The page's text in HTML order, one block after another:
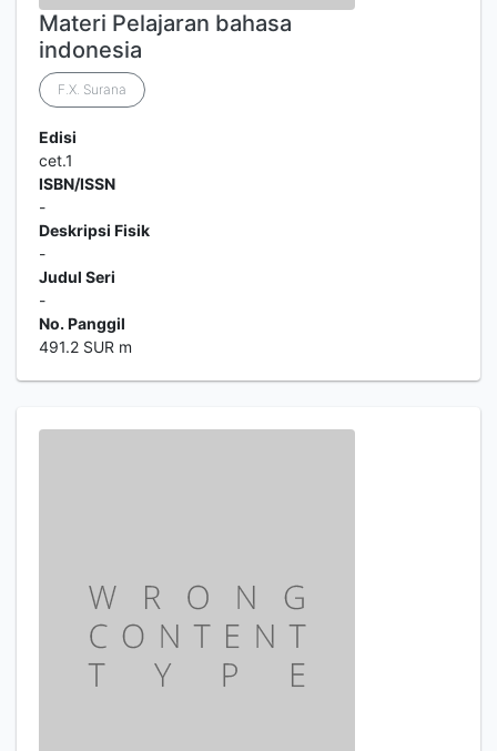
Materi Pelajaran bahasa
indonesia
F.X. Surana
Edisi
cet.1
ISBN/ISSN
-
Deskripsi Fisik
-
Judul Seri
-
No. Panggil
491.2 SUR m